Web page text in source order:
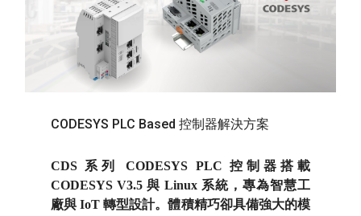
CODESYS PLC Based 控制器解決方案
CDS 系列 CODESYS PLC 控制器搭載
CODESYS V3.5 與 Linux 系統，專為智慧工
廠與 IoT 轉型設計。體積精巧卻具備強大的模